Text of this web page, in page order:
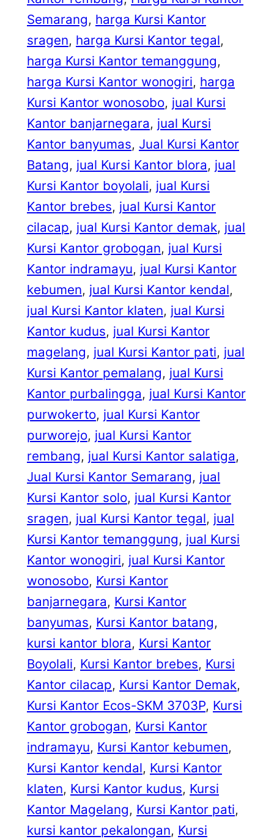
Semarang, harga Kursi Kantor
sragen, harga Kursi Kantor tegal
harga Kursi Kantor temanggung
harga Kursi Kantor wonogiri, harga
Kursi Kantor wonosobo, jual Kursi
Kantor banjarnegara, jual Kursi
Kantor banyumas, Jual Kursi Kantor
Batang, jual Kursi Kantor blora, jual
Kursi Kantor boyolali, jual Kursi
Kantor brebes, jual Kursi Kantor
cilacap, jual Kursi Kantor demak, jual
Kursi Kantor grobogan, jual Kursi
Kantor indramayu, jual Kursi Kantor
kebumen, jual Kursi Kantor kendal
jual Kursi Kantor klaten, jual Kursi
Kantor kudus, jual Kursi Kantor
magelang, jual Kursi Kantor pati, jual
Kursi Kantor pemalang, jual Kursi
Kantor purbalingga, jual Kursi Kantor
purwokerto, jual Kursi Kantor
purworejo, jual Kursi Kantor
rembang, jual Kursi Kantor salatiga
Jual Kursi Kantor Semarang, jual
Kursi Kantor solo, jual Kursi Kantor
sragen, jual Kursi Kantor tegal, jual
Kursi Kantor temanggung, jual Kursi
Kantor wonogiri, jual Kursi Kantor
wonosobo, Kursi Kantor
banjarnegara, Kursi Kantor
banyumas, Kursi Kantor batang
kursi kantor blora, Kursi Kantor
Boyolali, Kursi Kantor brebes, Kursi
Kantor cilacap, Kursi Kantor Demak
Kursi Kantor Ecos-SKM 3703P, Kursi
Kantor grobogan, Kursi Kantor
indramayu, Kursi Kantor kebumen
Kursi Kantor kendal, Kursi Kantor
klaten, Kursi Kantor kudus, Kursi
Kantor Magelang, Kursi Kantor pati
kursi kantor pekalongan, Kursi